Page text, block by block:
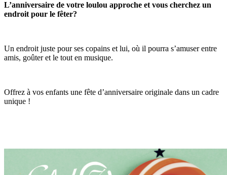
L’anniversaire de votre loulou approche et vous cherchez un
endroit pour le fêter?
Un endroit juste pour ses copains et lui, où il pourra s’amuser entre
amis, goûter et le tout en musique.
Offrez à vos enfants une fête d’anniversaire originale dans un cadre
unique !